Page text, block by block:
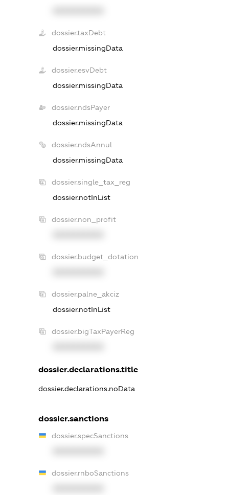
dossier.taxDebt
dossier.missingData
dossier.esvDebt
dossier.missingData
dossier.ndsPayer
dossier.missingData
dossier.ndsAnnul
dossier.missingData
dossier.single_tax_reg
dossier.notInList
dossier.non_profit
dossier.budget_dotation
dossier.palne_akciz
dossier.notInList
dossier.bigTaxPayerReg
dossier.declarations.title
dossier.declarations.noData
dossier.sanctions
dossier.specSanctions
dossier.rnboSanctions